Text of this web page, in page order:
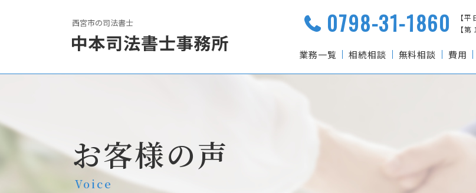
西宮市の司法書士 0798-31-1860
【
【
業務一覧 相続相談 無料相談 費用
お客様の声
Voice